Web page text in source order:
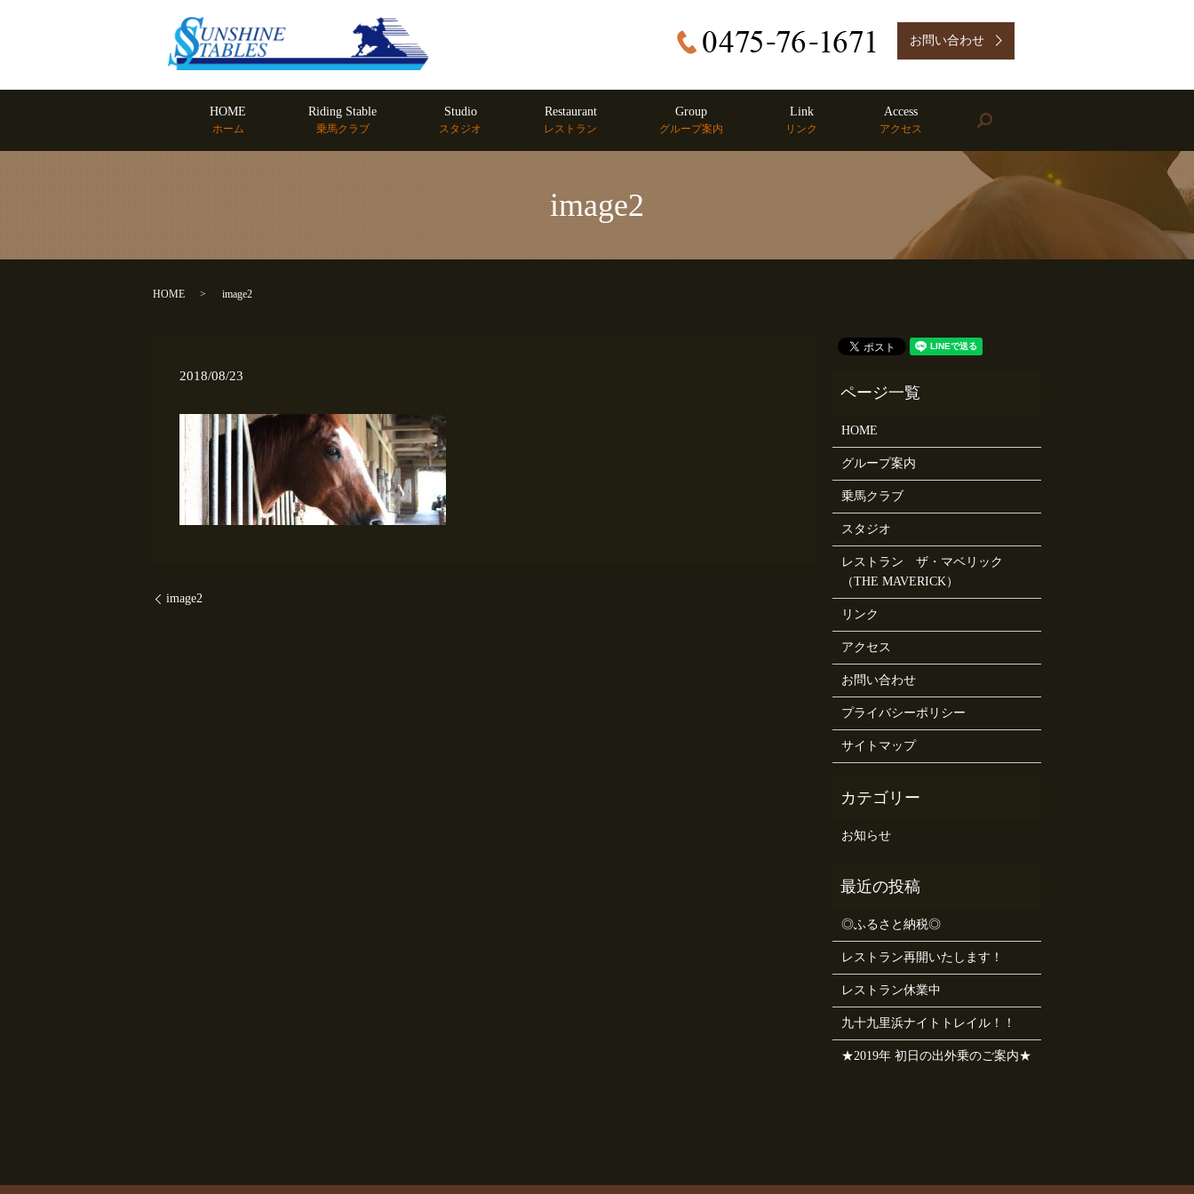
お問い合わせ
HOME
ホーム
Riding Stable
乗馬クラブ
Studio
スタジオ
Restaurant
レストラン
Group
グループ案内
Link
リンク
Access
アクセス
search
image2
HOME image2
2018/08/23
image2
HOME
グループ案内
乗馬クラブ
スタジオ
レストラン ザ・マベリック
（THE MAVERICK）
リンク
アクセス
お問い合わせ
プライバシーポリシー
サイトマップ
お知らせ
◎ふるさと納税◎
レストラン再開いたします！
レストラン休業中
九十九里浜ナイトトレイル！！
★2019年 初日の出外乗のご案内★